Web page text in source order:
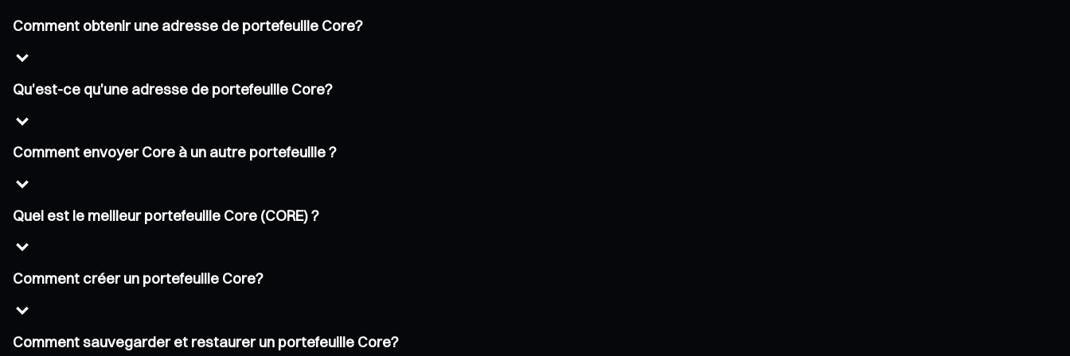
Comment obtenir une adresse de portefeuille Core?
Qu'est-ce qu'une adresse de portefeuille Core?
Comment envoyer Core à un autre portefeuille ?
Quel est le meilleur portefeuille Core (CORE) ?
Comment créer un portefeuille Core?
Comment sauvegarder et restaurer un portefeuille Core?